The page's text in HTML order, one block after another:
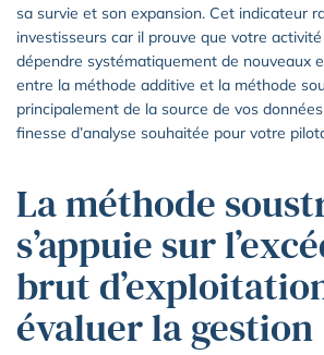
sa survie et son expansion. Cet indicateur
investisseurs car il prouve que votre
dépendre systématiquement de nouveaux
entre la méthode additive et la méthode
principalement de la source de vos
finesse d’analyse souhaitée pour votre
La méthode
s’appuie sur
brut
évaluer la gestion